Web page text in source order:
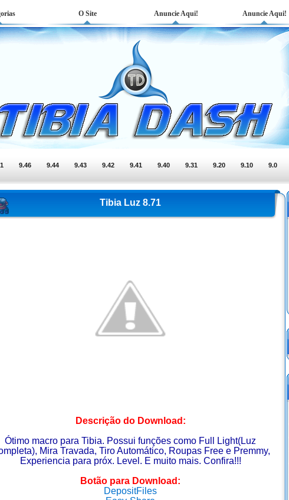
O Site Anuncie Aqui! Anuncie Aqui!
9.46 9.44 9.43 9.42 9.41 9.40 9.31 9.20 9.10 9.0
Tibia Luz 8.71
Descrição do Download:
Ótimo macro para Tibia. Possui funções como Full Light(Luz
Mira Travada, Tiro Automático, Roupas Free e Premmy,
Experiencia para próx. Level. E muito mais. Confira!!!
Botão para Download:
DepositFiles